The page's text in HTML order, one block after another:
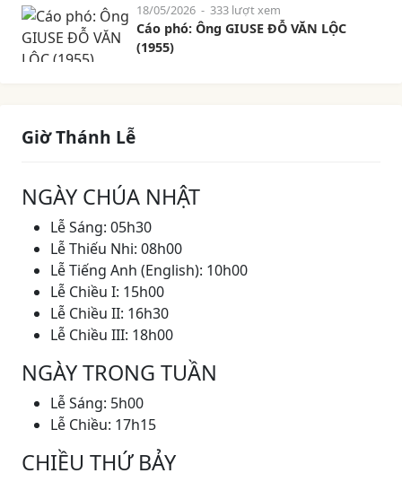
18/05/2026 - 333 lượt xem
Cáo phó: Ông GIUSE ĐỖ VĂN LỘC
(1955)
Giờ Thánh Lễ
NGÀY CHÚA NHẬT
Lễ Sáng: 05h30
Lễ Thiếu Nhi: 08h00
Lễ Tiếng Anh (English): 10h00
Lễ Chiều I: 15h00
Lễ Chiều II: 16h30
Lễ Chiều III: 18h00
NGÀY TRONG TUẦN
Lễ Sáng: 5h00
Lễ Chiều: 17h15
CHIỀU THỨ BẢY